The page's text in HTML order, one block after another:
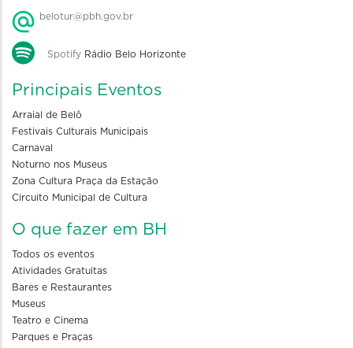
belotur@pbh.gov.br
Spotify Rádio Belo Horizonte
Principais Eventos
Arraial de Belô
Festivais Culturais Municipais
Carnaval
Noturno nos Museus
Zona Cultura Praça da Estação
Circuito Municipal de Cultura
O que fazer em BH
Todos os eventos
Atividades Gratuitas
Bares e Restaurantes
Museus
Teatro e Cinema
Parques e Praças